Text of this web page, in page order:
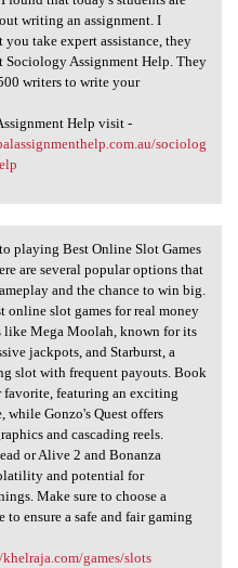
writing an assignment. I
you take expert assistance, they
Sociology Assignment Help. They
writers to write your
Help visit -
sociolog
to playing Best
playing Best Online Slot Games
are several popular options that
and the chance to win big.
online slot games for real money
like Mega Moolah, known for its
jackpots, and Starburst, a
slot with frequent payouts. Book
favorite, featuring an exciting
while Gonzo's Quest offers
and cascading reels.
or Alive 2 and Bonanza
and potential for
Make sure to choose a
to ensure a safe and fair gaming
games/slots